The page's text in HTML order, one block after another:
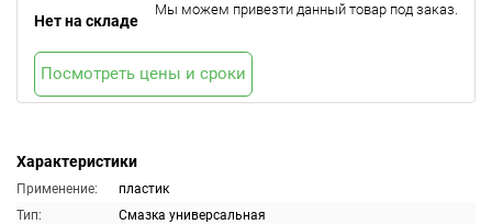
Характеристики
Применение:
пластик
Тип:
Смазка универсальная
Нет на складе
Мы можем привезти данный товар под заказ.
Посмотреть цены и сроки